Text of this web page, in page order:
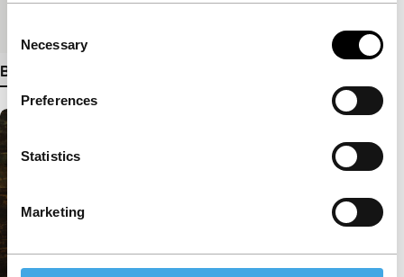
Selection
Necessary
Preferences
Statistics
Marketing
Bekijk meer details